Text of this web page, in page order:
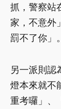
抓，警察站
家，不意外
罰不了你」。
另一派則認
燈本來就不
重考囉」、